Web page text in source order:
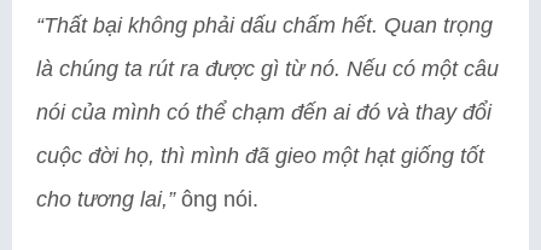
“Thất bại không phải dấu chấm hết. Quan trọng
là chúng ta rút ra được gì từ nó. Nếu có một câu
nói của mình có thể chạm đến ai đó và thay đổi
cuộc đời họ, thì mình đã gieo một hạt giống tốt
cho tương lai,”ông nói.